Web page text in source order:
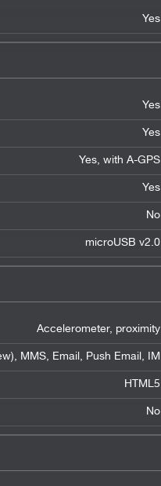
Yes
Yes
Yes
Yes, with A-GPS
Yes
No
microUSB v2.0
Accelerometer, proximity
MMS, Email, Push Email, IM
HTML5
No